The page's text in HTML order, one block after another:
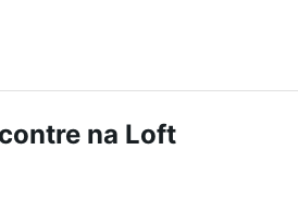
na Loft